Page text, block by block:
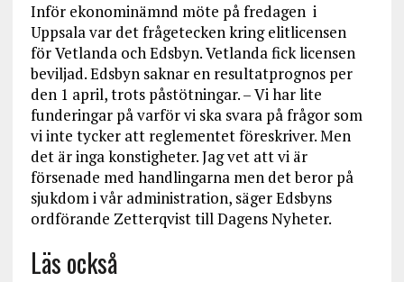
Inför ekonominämnd möte på fredagen i
Uppsala var det frågetecken kring elitlicensen
för Vetlanda och Edsbyn. Vetlanda fick licensen
beviljad. Edsbyn saknar en resultatprognos per
den 1 april, trots påstötningar. – Vi har lite
funderingar på varför vi ska svara på frågor som
vi inte tycker att reglementet föreskriver. Men
det är inga konstigheter. Jag vet att vi är
försenade med handlingarna men det beror på
sjukdom i vår administration, säger Edsbyns
ordförande Zetterqvist till Dagens Nyheter.
Läs också